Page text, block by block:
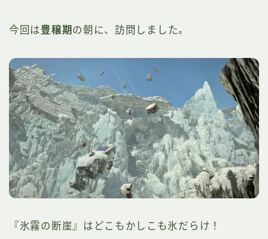
今回は 豊穣期 の朝に、訪問しました。
『氷霧の断崖』はどこもかしこも氷だらけ！